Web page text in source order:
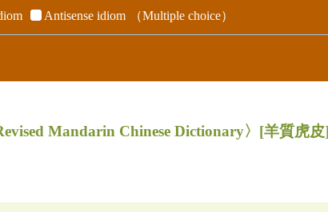
Antisense idiom （Multiple choice）
Mandarin Chinese Dictionary〉 [羊質虎